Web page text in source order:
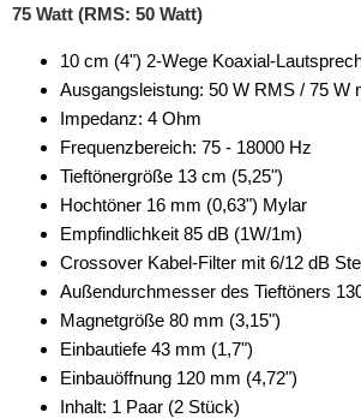
75 Watt (RMS: 50 Watt)
10 cm (4") 2-Wege Koaxial-
Ausgangsleistung: 50 W RMS / 75 W
Impedanz: 4 Ohm
Frequenzbereich: 75 - 18000 Hz
Tieftönergröße 13 cm (5,25")
Hochtöner 16 mm (0,63") Mylar
Empfindlichkeit 85 dB (1W/1m)
Crossover Kabel-Filter mit 6/12 dB
Außendurchmesser des Tieftöners
Magnetgröße 80 mm (3,15")
Einbautiefe 43 mm (1,7")
Einbauöffnung 120 mm (4,72")
Inhalt: 1 Paar (2 Stück)